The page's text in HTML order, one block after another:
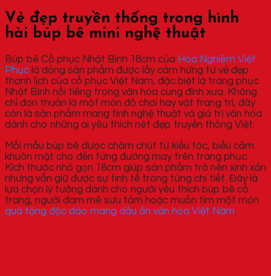
Vẻ đẹp truyền thống trong hình
hài búp bê mini nghệ thuật
Búp bê Cổ phục Nhật Bình 18cm của Hoa Nghiêm Việt
Phục là dòng sản phẩm được lấy cảm hứng từ vẻ đẹp
thanh lịch của cổ phục Việt Nam, đặc biệt là trang phục
Nhật Bình nổi tiếng trong văn hóa cung đình xưa. Không
chỉ đơn thuần là một món đồ chơi hay vật trang trí, đây
còn là sản phẩm mang tính nghệ thuật và giá trị văn hóa
dành cho những ai yêu thích nét đẹp truyền thống Việt.
Mỗi mẫu búp bê được chăm chút từ kiểu tóc, biểu cảm
khuôn mặt cho đến từng đường may trên trang phục.
Kích thước nhỏ gọn 18cm giúp sản phẩm trở nên xinh xắn
nhưng vẫn giữ được sự tinh tế trong từng chi tiết. Đây là
lựa chọn lý tưởng dành cho người yêu thích búp bê cổ
trang, người đam mê sưu tầm hoặc muốn tìm một món
quà tặng độc đáo mang dấu ấn văn hóa Việt Nam.